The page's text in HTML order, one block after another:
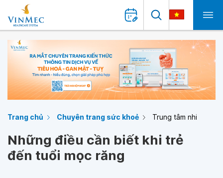
Trang chủ Chuyên trang sức khoẻ Trung tâm nhi
Những điều cần biết khi trẻ
đến tuổi mọc răng